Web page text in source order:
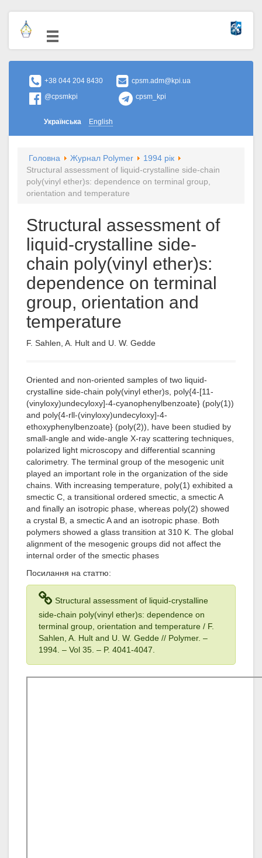
+38 044 204 8430
cpsm.adm@kpi.ua
@cpsmkpi
cpsm_kpi
Українська English
Головна Журнал Polymer
1994 рік
Structural assessment of liquid-crystalline side-chain
poly(vinyl ether)s: dependence on terminal group,
orientation and temperature
Structural assessment of
liquid-crystalline side-
chain poly(vinyl ether)s:
dependence on terminal
group, orientation and
temperature
F. Sahlen, A. Hult and U. W. Gedde
Oriented and non-oriented samples of two liquid-
crystalline side-chain poly(vinyl ether)s, poly{4-[11-
(vinyloxy)undecyloxy]-4-cyanophenylbenzoate} (poly(1))
and poly{4-rll-(vinyloxy)undecyloxy]-4-
ethoxyphenylbenzoate} (poly(2)), have been studied by
small-angle and wide-angle X-ray scattering techniques,
polarized light microscopy and differential scanning
calorimetry. The terminal group of the mesogenic unit
played an important role in the organization of the side
chains. With increasing temperature, poly(1) exhibited a
smectic C, a transitional ordered smectic, a smectic A
and finally an isotropic phase, whereas poly(2) showed
a crystal B, a smectic A and an isotropic phase. Both
polymers showed a glass transition at 310 K. The global
alignment of the mesogenic groups did not affect the
internal order of the smectic phases
Посилання на статтю:
Structural assessment of liquid-crystalline
side-chain poly(vinyl ether)s: dependence on
terminal group, orientation and temperature / F.
Sahlen, A. Hult and U. W. Gedde // Polymer. –
1994 . – Vol 35 . – P. 4041-4047.